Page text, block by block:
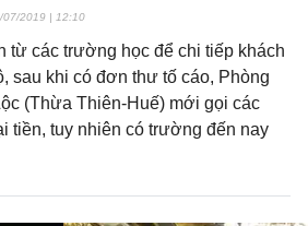
07/2019 | 12:10
từ các trường học để chi tiếp khách
sau khi có đơn thư tố cáo, Phòng
(Thừa Thiên-Huế) mới gọi các
tiền, tuy nhiên có trường đến nay